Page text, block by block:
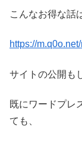
こんなお得な話
https://
サイトの公開も
既にワードプレ
ても、